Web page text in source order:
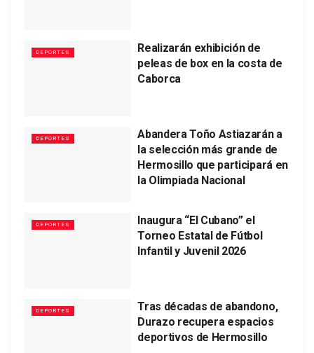
DEPORTES
Realizarán exhibición de
peleas de box en la costa de
Caborca
DEPORTES
Abandera Toño Astiazarán a
la selección más grande de
Hermosillo que participará en
la Olimpiada Nacional
DEPORTES
Inaugura “El Cubano” el
Torneo Estatal de Fútbol
Infantil y Juvenil 2026
DEPORTES
Tras décadas de abandono,
Durazo recupera espacios
deportivos de Hermosillo